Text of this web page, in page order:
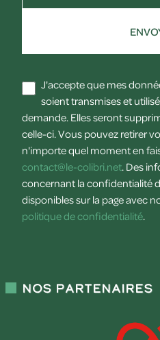
J'accepte que mes
soient transmises et
demande. Elles seront
celle-ci. Vous pouvez retirer
n'importe quel moment en
contact@le-colibri.net. Des
concernant la confidentialité
disponibles sur la page avec
politique de confidentialité.
Nos partenaires